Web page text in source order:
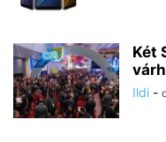
Két
Ildi -